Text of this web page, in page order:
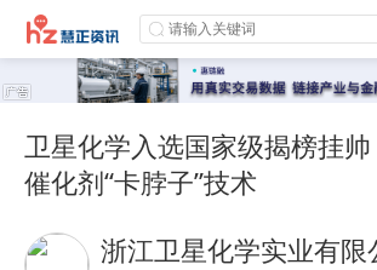
卫星化学入选国家级揭榜挂
催化剂“卡脖子”技术
浙江卫星化学实业有限